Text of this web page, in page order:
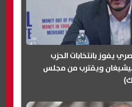
يفوز بانتخابات الحزب
ويقترب من مجلس